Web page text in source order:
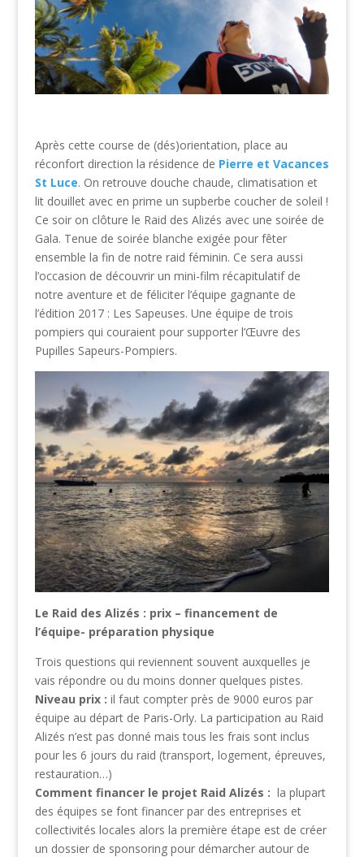
Après cette course de (dés)orientation, place au
réconfort direction la résidence de Pierre et Vacances
St Luce. On retrouve douche chaude, climatisation et
lit douillet avec en prime un supberbe coucher de soleil !
Ce soir on clôture le Raid des Alizés avec une soirée de
Gala. Tenue de soirée blanche exigée pour fêter
ensemble la fin de notre raid féminin. Ce sera aussi
l’occasion de découvrir un mini-film récapitulatif de
notre aventure et de féliciter l’équipe gagnante de
l’édition 2017 : Les Sapeuses. Une équipe de trois
pompiers qui couraient pour supporter l’Œuvre des
Pupilles Sapeurs-Pompiers.
Le Raid des Alizés : prix – financement de
l’équipe- préparation physique
Trois questions qui reviennent souvent auxquelles je
vais répondre ou du moins donner quelques pistes.
Niveau prix : il faut compter près de 9000 euros par
équipe au départ de Paris-Orly. La participation au Raid
Alizés n’est pas donné mais tous les frais sont inclus
pour les 6 jours du raid (transport, logement, épreuves,
restauration…)
Comment financer le projet Raid Alizés : la plupart
des équipes se font financer par des entreprises et
collectivités locales alors la première étape est de créer
un dossier de sponsoring pour démarcher autour de